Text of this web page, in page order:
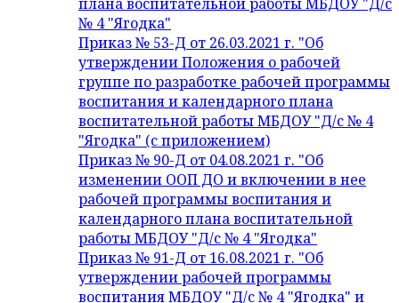
плана воспитательной работы МБДОУ "Д/с
№ 4 "Ягодка"
Приказ № 53-Д от 26.03.2021 г. "Об
утверждении Положения о рабочей
группе по разработке рабочей программы
воспитания и календарного плана
воспитательной работы МБДОУ "Д/с № 4
"Ягодка" (с приложением)
Приказ № 90-Д от 04.08.2021 г. "Об
изменении ООП ДО и включении в нее
рабочей программы воспитания и
календарного плана воспитательной
работы МБДОУ "Д/с № 4 "Ягодка"
Приказ № 91-Д от 16.08.2021 г. "Об
утверждении рабочей программы
воспитания МБДОУ "Д/с № 4 "Ягодка" и